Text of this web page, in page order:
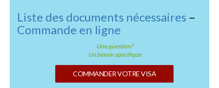
Liste des documents nécessaires –
Commande en ligne
Une question?
Un besoin specifique
COMMANDER VOTRE VISA